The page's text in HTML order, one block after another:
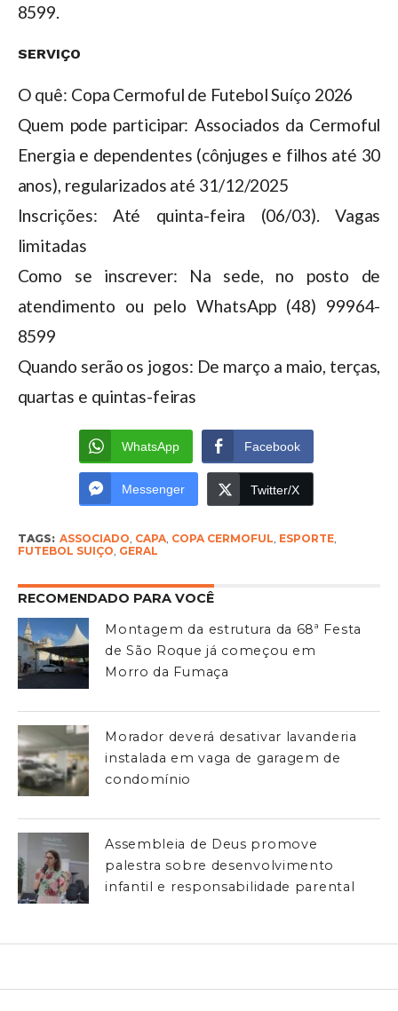
8599.
SERVIÇO
O quê: Copa Cermoful de Futebol Suíço 2026
Quem pode participar: Associados da Cermoful
Energia e dependentes (cônjuges e filhos até 30
anos), regularizados até 31/12/2025
Inscrições: Até quinta-feira (06/03). Vagas
limitadas
Como se inscrever: Na sede, no posto de
atendimento ou pelo WhatsApp (48) 99964-
8599
Quando serão os jogos: De março a maio, terças,
quartas e quintas-feiras
WhatsApp Facebook
Messenger Twitter/X
TAGS: ASSOCIADO CAPA, COPA CERMOFUL ESPORTE,
FUTEBOL SUIÇO GERAL
RECOMENDADO PARA VOCÊ
Montagem da estrutura da 68ª Festa
de São Roque já começou em
Morro da Fumaça
Morador deverá desativar lavanderia
instalada em vaga de garagem de
condomínio
Assembleia de Deus promove
palestra sobre desenvolvimento
infantil e responsabilidade parental